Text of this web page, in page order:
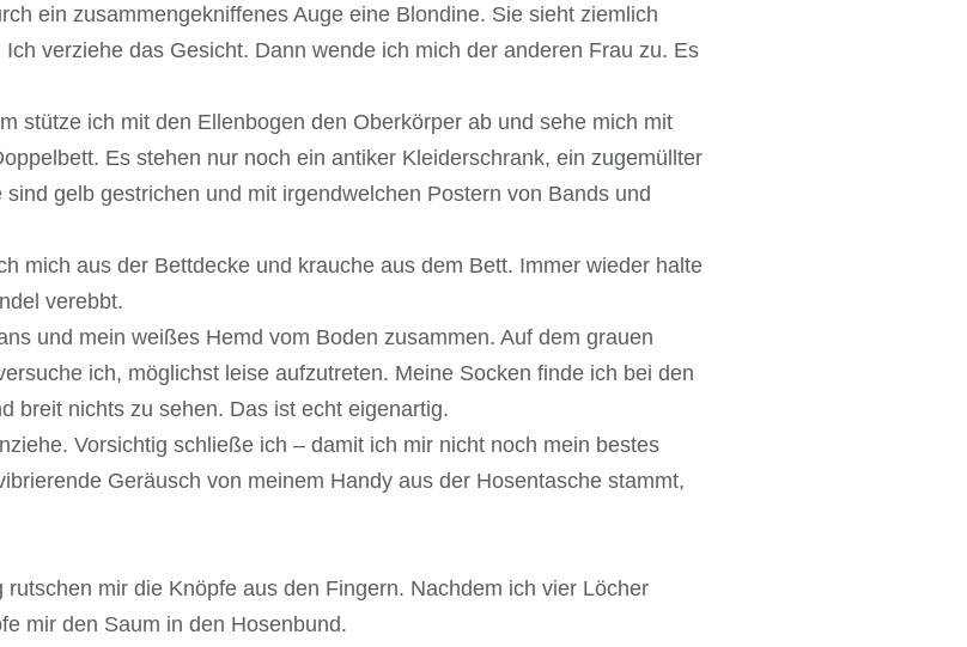
ein zusammengekniffenes Auge eine Blondine. Sie sieht ziemlich
verziehe das Gesicht. Dann wende ich mich der anderen Frau zu. Es
stütze ich mit den Ellenbogen den Oberkörper ab und sehe mich mit
Es stehen nur noch ein antiker Kleiderschrank, ein zugemüllter
gelb gestrichen und mit irgendwelchen Postern von Bands und
mich aus der Bettdecke und krauche aus dem Bett. Immer wieder halte
verebbt.
und mein weißes Hemd vom Boden zusammen. Auf dem grauen
ich, möglichst leise aufzutreten. Meine Socken finde ich bei den
breit nichts zu sehen. Das ist echt eigenartig.
Vorsichtig schließe ich – damit ich mir nicht noch mein bestes
Geräusch von meinem Handy aus der Hosentasche stammt,
mir die Knöpfe aus den Fingern. Nachdem ich vier Löcher
mir den Saum in den Hosenbund.